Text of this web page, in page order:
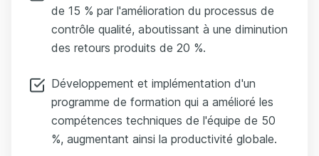
de 15 % par l'amélioration du processus de
contrôle qualité, aboutissant à une diminution
des retours produits de 20 %.
Développement et implémentation d'un
programme de formation qui a amélioré les
compétences techniques de l'équipe de 50
%, augmentant ainsi la productivité globale.